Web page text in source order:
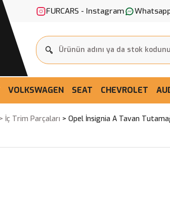
FURCARS - Instagram
VOLKSWAGEN SEAT CHEVROLET
İç Trim Parçaları Opel İnsignia A Tavan